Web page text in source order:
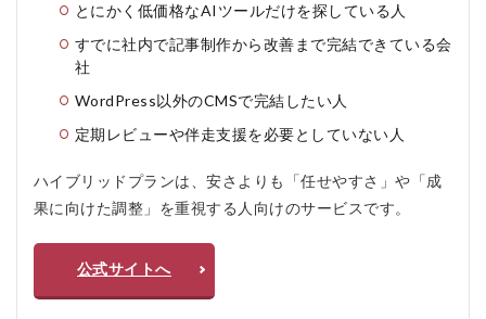
とにかく低価格なAIツールだけを探している人
すでに社内で記事制作から改善まで完結できている会
社
WordPress以外のCMSで完結したい人
定期レビューや伴走支援を必要としていない人
ハイブリッドプランは、安さよりも「任せやすさ」や「成
果に向けた調整」を重視する人向けのサービスです。
公式サイトへ